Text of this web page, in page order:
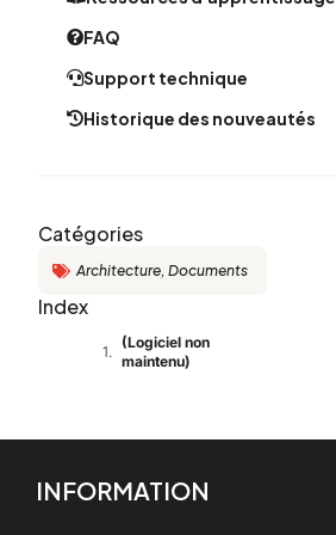
FAQ
Support technique
Historique des nouveautés​
Catégories
Architecture, Documents
Index
(Logiciel non
maintenu)
INFORMATION